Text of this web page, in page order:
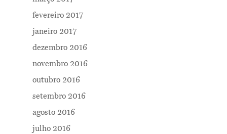
fevereiro 2017
janeiro 2017
dezembro 2016
novembro 2016
outubro 2016
setembro 2016
agosto 2016
julho 2016